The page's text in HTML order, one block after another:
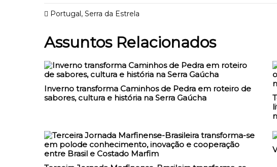
Portugal, Serra da Estrela
Assuntos Relacionados
Inverno transforma Caminhos de Pedra em roteiro de
sabores, cultura e história na Serra Gaúcha